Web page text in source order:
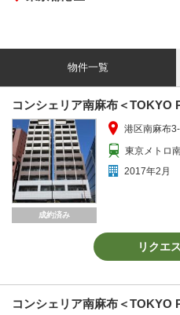
物件一覧
コンシェリア南麻布＜TOKYO
成約済み
港区南麻布
東京メトロ
2017年2月
リクエ
コンシェリア南麻布＜TOKYO